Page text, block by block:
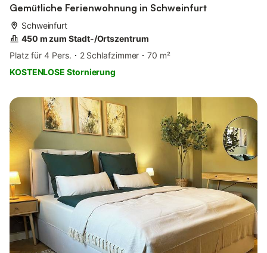
Gemütliche Ferienwohnung in Schweinfurt
Schweinfurt
450 m zum Stadt-/Ortszentrum
Platz für 4 Pers.
2 Schlafzimmer
70 m²
KOSTENLOSE Stornierung